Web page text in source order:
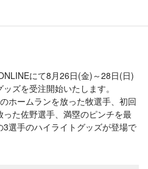
にて8月26日(金)～28日(日)
ズを受注開始いたします。
ホームランを放った牧選手、初回
た佐野選手、満塁のピンチを最
選手のハイライトグッズが登場で